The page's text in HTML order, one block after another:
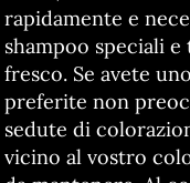
rapidamente e
shampoo speciali
fresco. Se avete
preferite non
sedute di
vicino al vostro